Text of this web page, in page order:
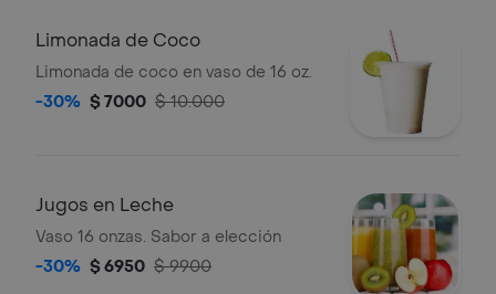
Limonada de Coco
Limonada de coco en vaso de 16 oz.
-30% $ 7000 $ 10.000
Jugos en Leche
Vaso 16 onzas. Sabor a elección
-30% $ 6950 $ 9900